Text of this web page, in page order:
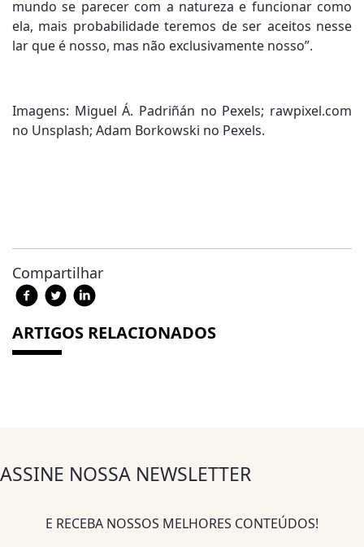
mundo se parecer com a natureza e funcionar como
ela, mais probabilidade teremos de ser aceitos nesse
lar que é nosso, mas não exclusivamente nosso”.
Imagens: Miguel Á. Padriñán no Pexels; rawpixel.com
no Unsplash; Adam Borkowski no Pexels.
Compartilhar
ARTIGOS RELACIONADOS
ASSINE NOSSA NEWSLETTER
E RECEBA NOSSOS MELHORES CONTEÚDOS!